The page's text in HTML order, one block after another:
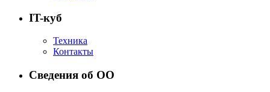
IT-куб
Техника
Контакты
Сведения об ОО